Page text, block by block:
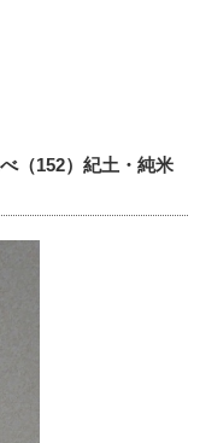
（152）紀土・純米